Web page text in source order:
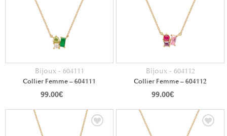
Bijoux - 604111
Collier Femme – 604111
99.00€
Bijoux - 604112
Collier Femme – 604112
99.00€